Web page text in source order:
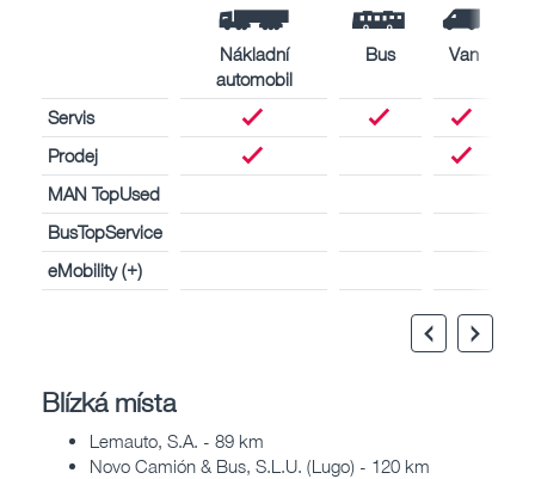
Nákladní
automobil
Bus Van
Servis
Prodej
MAN TopUsed
BusTopService
eMobility (+)
Blízká místa
Lemauto, S.A. - 89 km
Novo Camión & Bus, S.L.U. (Lugo) - 120 km